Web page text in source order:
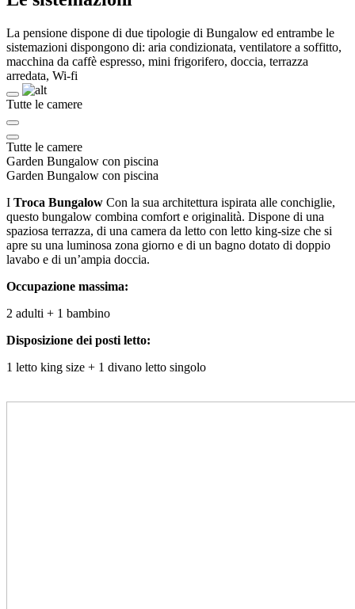
La pensione dispone di due tipologie di Bungalow ed entrambe le
sistemazioni dispongono di: aria condizionata, ventilatore a soffitto,
macchina da caffè espresso, mini frigorifero, doccia, terrazza
arredata, Wi-fi
Tutte le camere
Tutte le camere
Garden Bungalow con piscina
Garden Bungalow con piscina
I Troca Bungalow Con la sua architettura ispirata alle conchiglie,
questo bungalow combina comfort e originalità. Dispone di una
spaziosa terrazza, di una camera da letto con letto king-size che si
apre su una luminosa zona giorno e di un bagno dotato di doppio
lavabo e di un’ampia doccia.
Occupazione massima:
2 adulti + 1 bambino
Disposizione dei posti letto:
1 letto king size + 1 divano letto singolo